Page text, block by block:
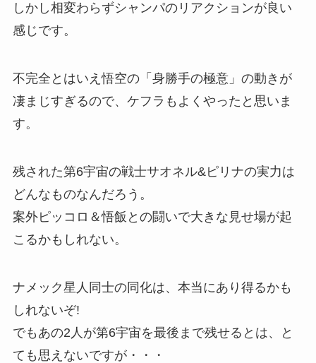
しかし相変わらずシャンパのリアクションが良い
感じです。
不完全とはいえ悟空の「身勝手の極意」の動きが
凄まじすぎるので、ケフラもよくやったと思いま
す。
残された第6宇宙の戦士サオネル&ピリナの実力は
どんなものなんだろう。
案外ピッコロ＆悟飯との闘いで大きな見せ場が起
こるかもしれない。
ナメック星人同士の同化は、本当にあり得るかも
しれないぞ!
でもあの2人が第6宇宙を最後まで残せるとは、と
ても思えないですが・・・